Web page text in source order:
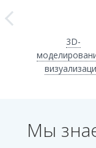
3D-
Мы